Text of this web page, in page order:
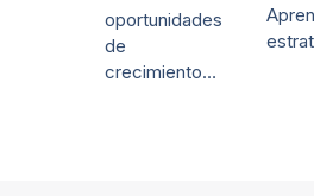
oportunidades
de
crecimiento…